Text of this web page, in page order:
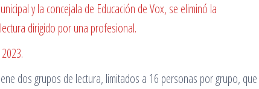
y la concejala de Educación de Vox, se eliminó la
dirigido por una profesional.
dos grupos de lectura, limitados a 16 personas por grupo, que